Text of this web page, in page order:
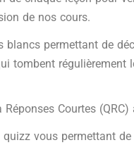
de nos cours.
blancs permettant de
tombent régulièrement
Réponses Courtes (QRC)
quizz vous permettant